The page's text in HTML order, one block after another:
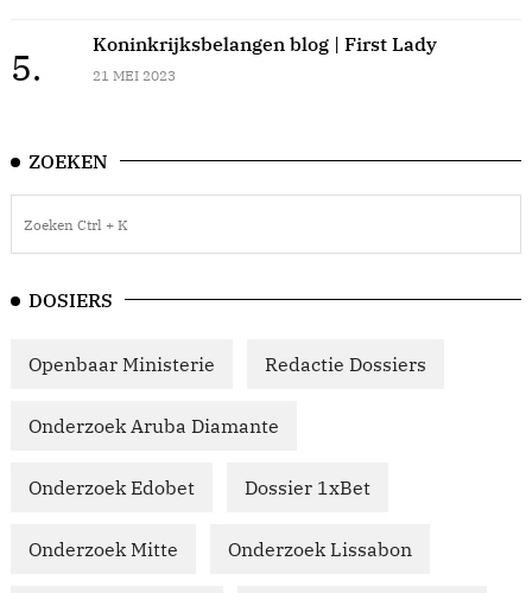
5.
Koninkrijksbelangen blog | First Lady
21 MEI 2023
ZOEKEN
DOSIERS
Openbaar Ministerie Redactie Dossiers
Onderzoek Aruba Diamante
Onderzoek Edobet Dossier 1xBet
Onderzoek Mitte Onderzoek Lissabon